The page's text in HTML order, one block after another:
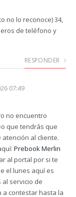
no lo reconoce) 34,
de teléfono y
RESPONDER
07:49
no encuentro
que tendrás que
al cliente.
Prebook Merlin
al portal por si te
el lunes aquí es
servicio de
a contestar hasta la